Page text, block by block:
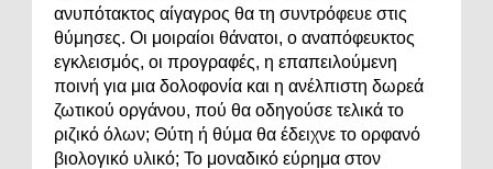
ανυπότακτος αίγαγρος θα τη συντρόφευε στις
θύμησες. Οι μοιραίοι θάνατοι, ο αναπόφευκτος
εγκλεισμός, οι προγραφές, η επαπειλούμενη
ποινή για μια δολοφονία και η ανέλπιστη δωρεά
ζωτικού οργάνου, πού θα οδηγούσε τελικά το
ριζικό όλων; Θύτη ή θύμα θα έδειχνε το ορφανό
βιολογικό υλικό; Το μοναδικό εύρημα στον